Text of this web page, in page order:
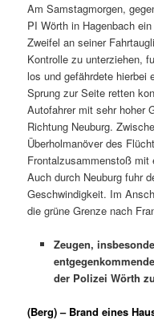
Am Samstagmorgen,
PI Wörth in Hagenbach
Zweifel an seiner
Kontrolle zu unterziehen,
los und gefährdete hierbei
Sprung zur Seite retten
Autofahrer mit sehr hoher
Richtung Neuburg.
Überholmanöver des
Frontalzusammenstoß mit
Auch durch Neuburg fuhr
Geschwindigkeit. Im
die grüne Grenze nach
Zeugen,
der Polizei Wörth
(Berg) – Brand eines